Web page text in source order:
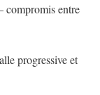
compromis entre
progressive et